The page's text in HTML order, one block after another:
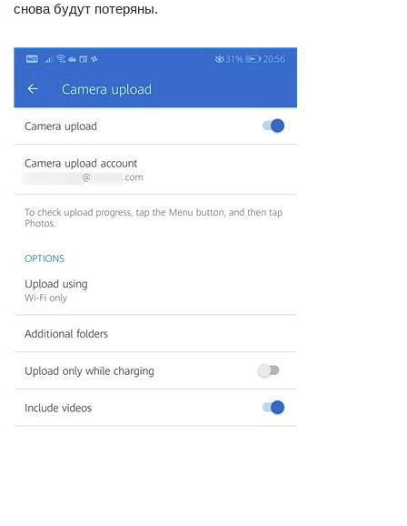
снова будут потеряны.